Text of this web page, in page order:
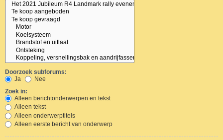
Doorzoek subforums:
Ja
Nee
Zoek in:
Alleen berichtonderwerpen en tekst
Alleen tekst
Alleen onderwerptitels
Alleen eerste bericht van onderwerp